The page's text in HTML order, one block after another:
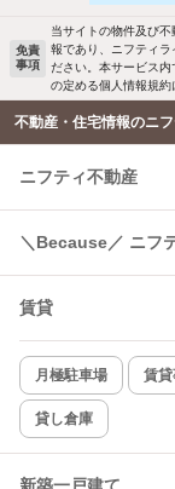
駐車場あり
洗濯機置場あ
エアコンあり
温水洗浄便座
コンロ2口以上
新着のみ
該当件数:
免責
事項
当サイトの物件及び
報であり、ニフティラ
ださい。本サービス
の定める個人情報規約
不動産・住宅情報のニ
ニフティ不動産
＼Because／ ニフ
賃貸
月極駐車場 賃
貸し倉庫